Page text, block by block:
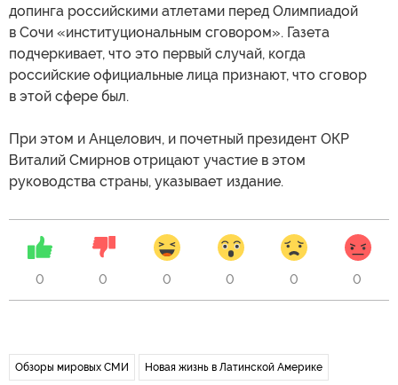
допинга российскими атлетами перед Олимпиадой
в Сочи «институциональным сговором». Газета
подчеркивает, что это первый случай, когда
российские официальные лица признают, что сговор
в этой сфере был.
При этом и Анцелович, и почетный президент ОКР
Виталий Смирнов отрицают участие в этом
руководства страны, указывает издание.
0 0 0 0 0 0
Обзоры мировых СМИ Новая жизнь в Латинской Америке